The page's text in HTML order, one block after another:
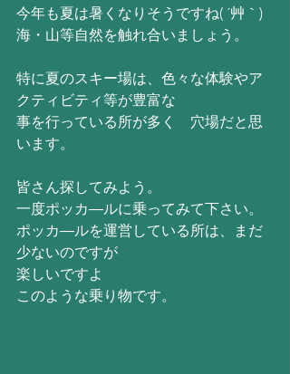
今年も夏は暑くなりそうですね( ´艸｀)
海・山等自然を触れ合いましょう。
特に夏のスキー場は、色々な体験やア
クティビティ等が豊富な
事を行っている所が多く　穴場だと思
います。
皆さん探してみよう。
一度ポッカ―ルに乗ってみて下さい。
ポッカ―ルを運営している所は、まだ
少ないのですが
楽しいですよ
このような乗り物です。